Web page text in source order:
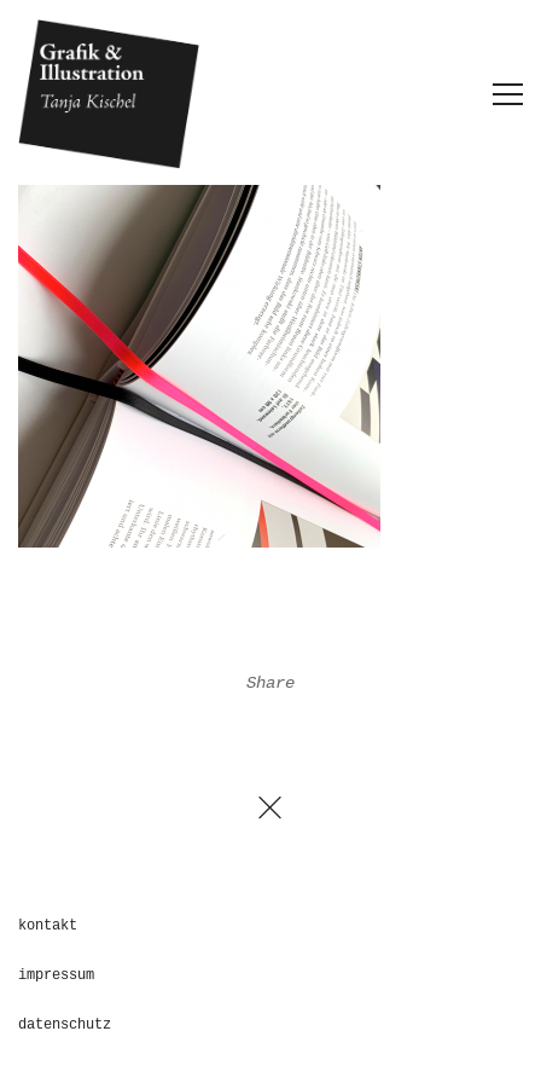
Share
kontakt
impressum
datenschutz